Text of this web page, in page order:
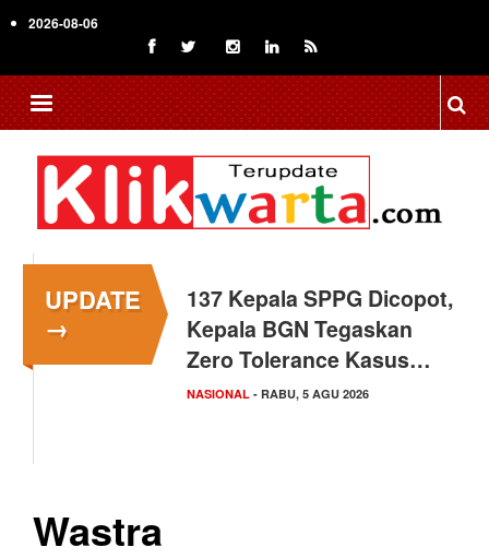
to
content
2026-08-06
UPDATE
→
137 Kepala SPPG Dicopot,
Kepala BGN Tegaskan
Zero Tolerance Kasus…
NASIONAL - RABU, 5 AGU 2026
Wastra